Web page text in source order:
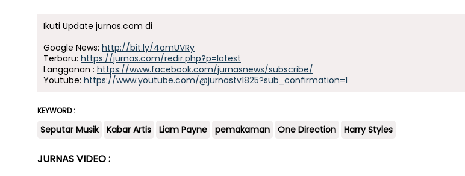
Ikuti Update jurnas.com di
Google News: http://bit.ly/4omUVRy
Terbaru: https://jurnas.com/redir.php?p=latest
Langganan : https://www.facebook.com/jurnasnews/subscribe/
Youtube: https://www.youtube.com/@jurnastv1825?sub_confirmation=1
KEYWORD :
Seputar Musik Kabar Artis Liam Payne pemakaman One Direction Harry Styles
JURNAS VIDEO :